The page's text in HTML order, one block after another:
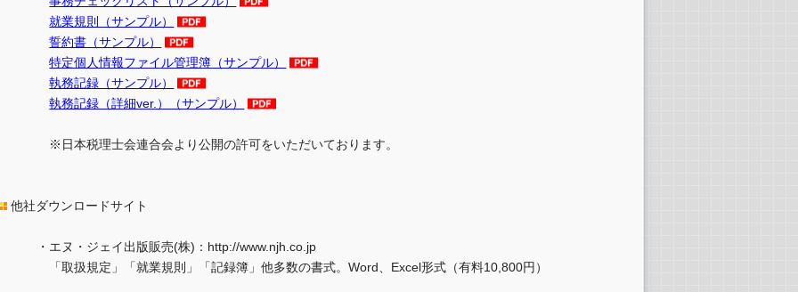
就業規則（サンプル）
誓約書（サンプル）
特定個人情報ファイル管理簿（サンプル）
執務記録（サンプル）
執務記録（詳細ver.）（サンプル）
※日本税理士会連合会より公開の許可をいただいております。
他社ダウンロードサイト
・エヌ・ジェイ出版販売(株)：http://www.njh.co.jp
「取扱規定」「就業規則」「記録簿」他多数の書式。Word、Excel形式（有料10,800円）